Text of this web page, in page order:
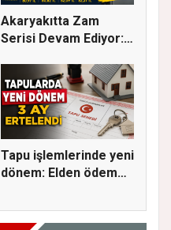
Akaryakıtta Zam
Serisi Devam Ediyor:
Tapu işlemlerinde yeni
dönem: Elden ödeme